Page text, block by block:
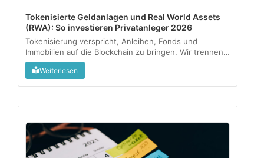
Tokenisierte Geldanlagen und Real World Assets
(RWA): So investieren Privatanleger 2026
Tokenisierung verspricht, Anleihen, Fonds und
Immobilien auf die Blockchain zu bringen. Wir trennen
regulierte Angebote vom Graumarkt und zeigen, was
als kleine Beimischung sinnvoll sein kann....
Weiterlesen